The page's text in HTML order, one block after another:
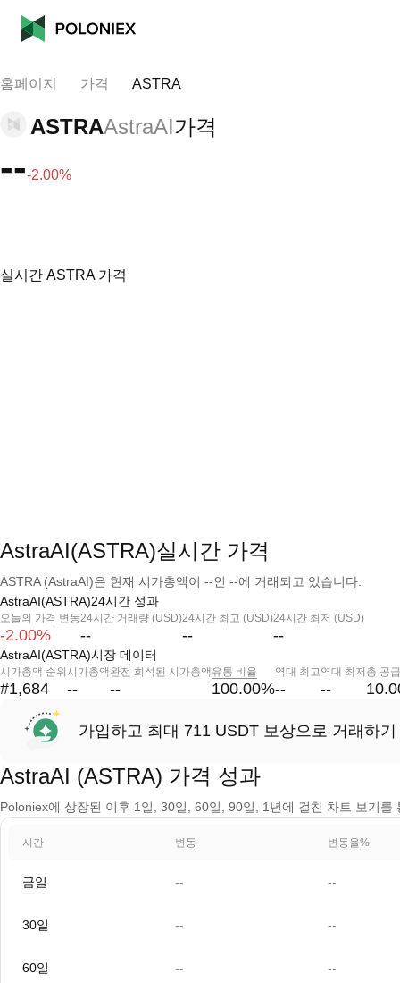
홈페이지 가격 ASTRA
ASTRAAstraAI가격
---2.00%
실시간 ASTRA 가격
AstraAI(ASTRA)실시간 가격
ASTRA (AstraAI)은 현재 시가총액이 --인 --에 거래되고 있습니다.
AstraAI(ASTRA)24시간 성과
오늘의 가격 변동
-2.00%
24시간 거래량 (USD)
--
24시간 최고 (USD)
--
24시간 최저 (USD)
--
AstraAI(ASTRA)시장 데이터
시가총액 순위
#1,684
시가총액
--
완전 희석된 시가총액
--
유통 비율
100.00%
역대 최고
--
역대 최저
--
총 공
가입하고 최대 711 USDT 보상으로 거래하기
AstraAI (ASTRA) 가격 성과
Poloniex에 상장된 이후 1일, 30일, 60일, 90일, 1년에 걸친 차트 보기를
시간 변동 변동율%
금일 -- --
30일 -- --
60일 -- --